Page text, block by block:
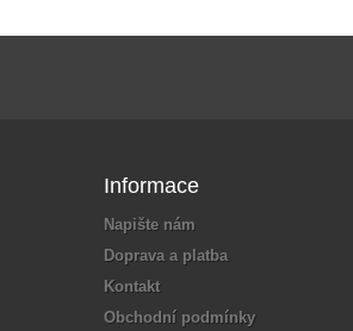
Informace
Napište nám
Doprava a platba
Kontakt
Obchodní podmínky